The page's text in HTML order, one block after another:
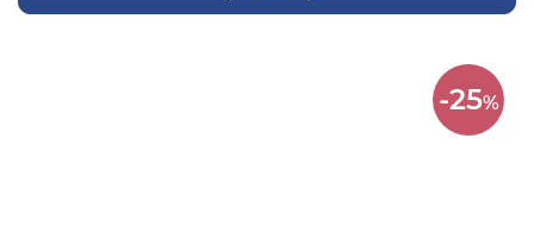
-25%